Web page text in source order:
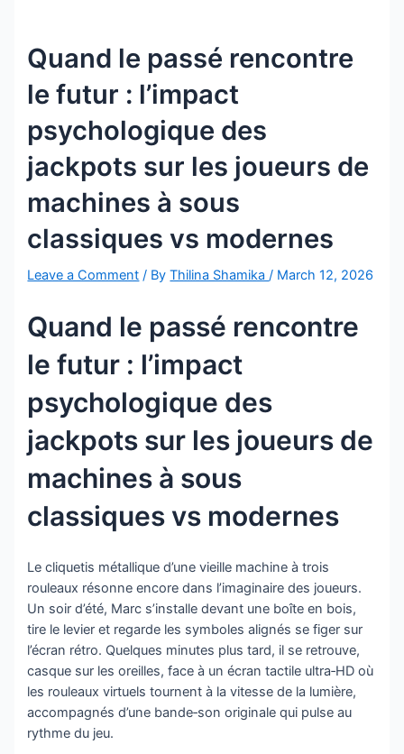
Quand le passé rencontre
le futur : l’impact
psychologique des
jackpots sur les joueurs de
machines à sous
classiques vs modernes
Leave a Comment / ByThilina Shamika/ March 12, 2026
Quand le passé rencontre
le futur : l’impact
psychologique des
jackpots sur les joueurs de
machines à sous
classiques vs modernes
Le cliquetis métallique d’une vieille machine à trois
rouleaux résonne encore dans l’imaginaire des joueurs.
Un soir d’été, Marc s’installe devant une boîte en bois,
tire le levier et regarde les symboles alignés se figer sur
l’écran rétro. Quelques minutes plus tard, il se retrouve,
casque sur les oreilles, face à un écran tactile ultra‑HD où
les rouleaux virtuels tournent à la vitesse de la lumière,
accompagnés d’une bande‑son originale qui pulse au
rythme du jeu.